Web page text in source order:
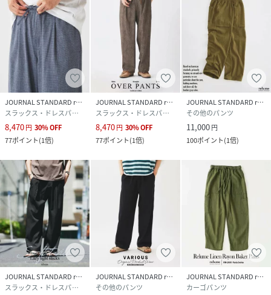
サイズ
クリーニング 本体:手洗い可能
品番
RZ7945_26030464033020
26030464033020-003-803 RZ7945)
JOURNAL STANDARD relume
スラックス・ドレスパンツ
8,470円 30%OFF
77ポイント(1倍)
JOURNAL STANDARD relume
スラックス・ドレスパンツ
8,470円 30%OFF
77ポイント(1倍)
JOURNAL STANDARD relume
その他のパンツ
11,000円
100ポイント(1倍)
JOURNAL STANDARD relume
スラックス・ドレスパンツ
JOURNAL STANDARD relume
その他のパンツ
JOURNAL STANDARD relume
カーゴパンツ